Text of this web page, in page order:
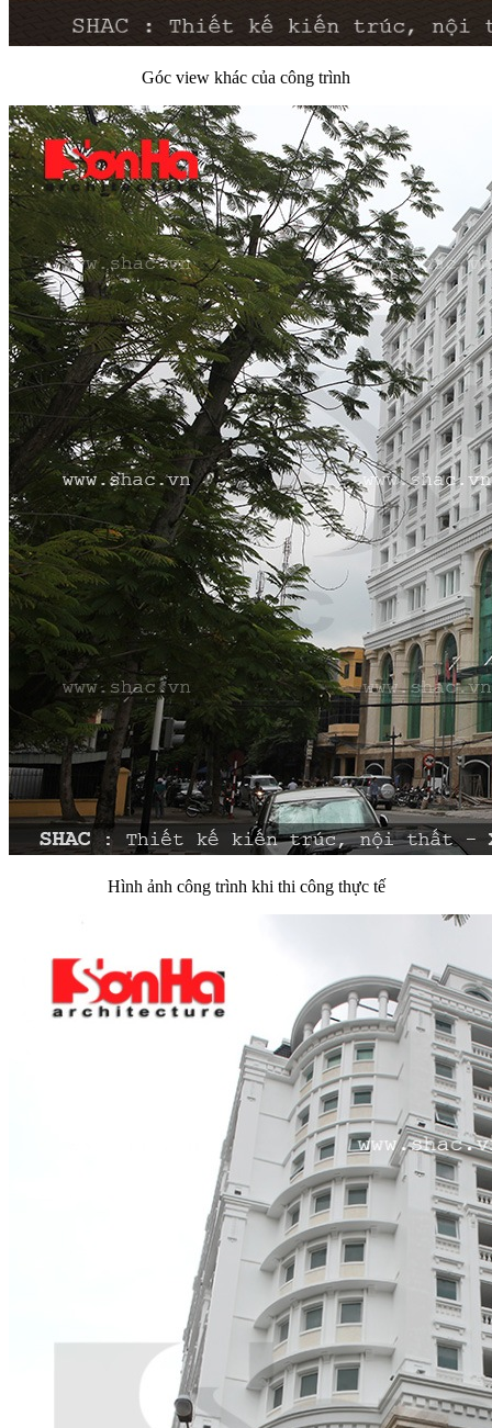
Góc view khác của công trình
Hình ảnh công trình khi thi công thực tế